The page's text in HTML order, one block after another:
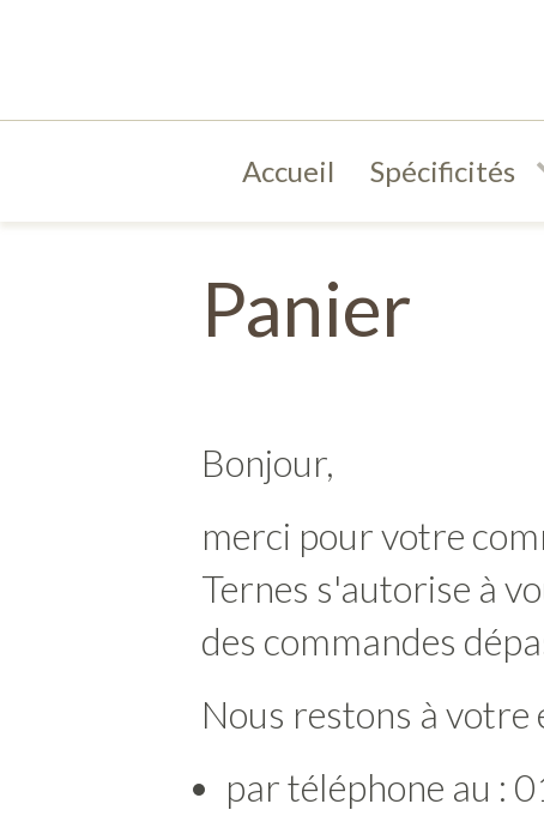
Accueil Spécificités
Panier
Bonjour,
merci pour votre
Ternes s'autorise à
des commandes
Nous restons à
par téléphone au :